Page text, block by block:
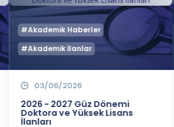
#Akademik Haberler
#Akademik İlanlar
03/06/2026
2026 - 2027 Güz Dönemi
Doktora ve Yüksek Lisans
İlanları